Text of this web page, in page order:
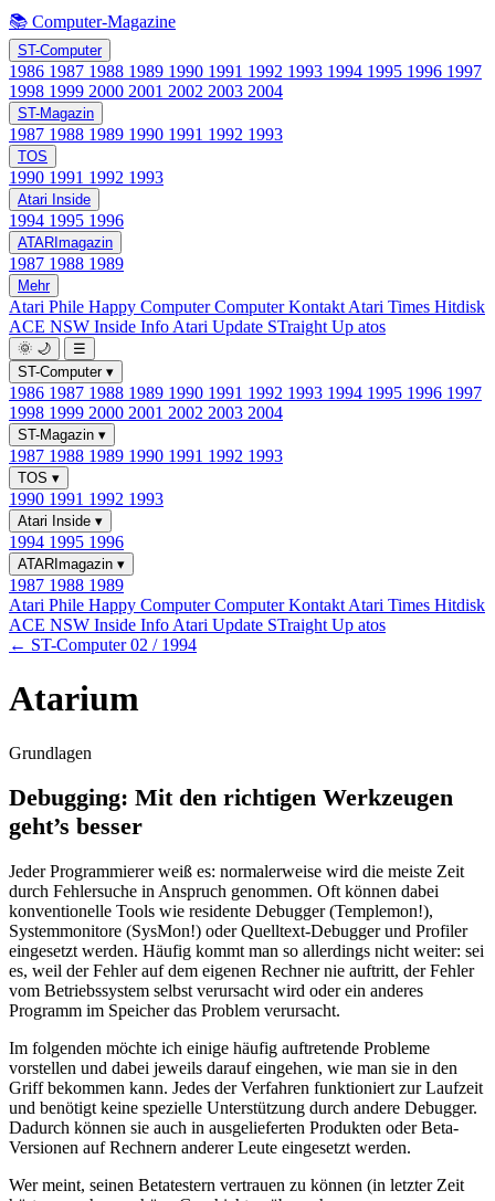
📚 Computer-Magazine
ST-Computer
1986 1987 1988 1989 1990 1991 1992 1993 1994 1995 1996 1997
1998 1999 2000 2001 2002 2003 2004
ST-Magazin
1987 1988 1989 1990 1991 1992 1993
TOS
1990 1991 1992 1993
Atari Inside
1994 1995 1996
ATARImagazin
1987 1988 1989
Mehr
Atari Phile Happy ComputerComputer Kontakt Atari Times Hitdisk
ACE NSW Inside Info Atari Update STraight Up atos
🌞 🌙
☰
ST-Computer ▾
1986 1987 1988 1989 1990 1991 1992 1993 1994 1995 1996 1997
1998 1999 2000 2001 2002 2003 2004
ST-Magazin ▾
1987 1988 1989 1990 1991 1992 1993
TOS ▾
1990 1991 1992 1993
Atari Inside ▾
1994 1995 1996
ATARImagazin ▾
1987 1988 1989
Atari Phile Happy ComputerComputer Kontakt Atari Times Hitdisk
ACE NSW Inside Info Atari Update STraight Up atos
← ST-Computer 02 / 1994
Atarium
Grundlagen
Debugging: Mit den richtigen Werkzeugen
geht’s besser
Jeder Programmierer weiß es: normalerweise wird die meiste Zeit
durch Fehlersuche in Anspruch genommen. Oft können dabei
konventionelle Tools wie residente Debugger (Templemon!),
Systemmonitore (SysMon!) oder Quelltext-Debugger und Profiler
eingesetzt werden. Häufig kommt man so allerdings nicht weiter: sei
es, weil der Fehler auf dem eigenen Rechner nie auftritt, der Fehler
vom Betriebssystem selbst verursacht wird oder ein anderes
Programm im Speicher das Problem verursacht.
Im folgenden möchte ich einige häufig auftretende Probleme
vorstellen und dabei jeweils darauf eingehen, wie man sie in den
Griff bekommen kann. Jedes der Verfahren funktioniert zur Laufzeit
und benötigt keine spezielle Unterstützung durch andere Debugger.
Dadurch können sie auch in ausgelieferten Produkten oder Beta-
Versionen auf Rechnern anderer Leute eingesetzt werden.
Wer meint, seinen Betatestern vertrauen zu können (in letzter Zeit